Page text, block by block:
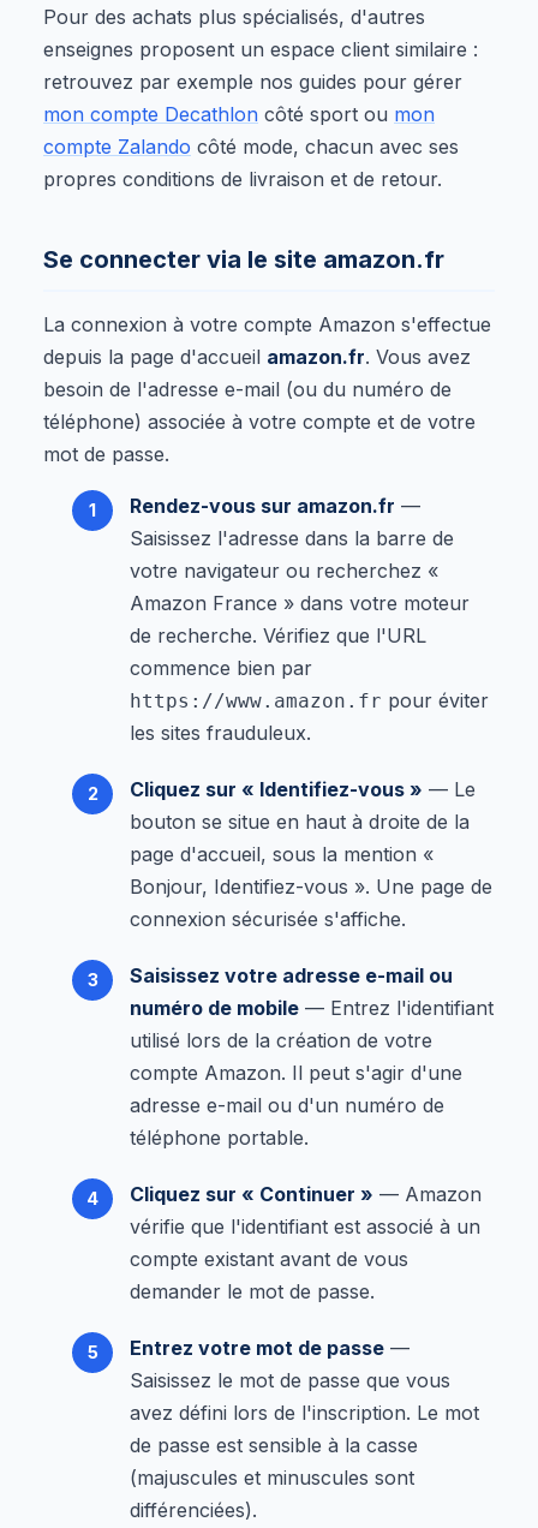
Pour des achats plus spécialisés, d'autres
enseignes proposent un espace client similaire :
retrouvez par exemple nos guides pour gérer
mon compte Decathlon côté sport ou mon
compte Zalando côté mode, chacun avec ses
propres conditions de livraison et de retour.
Se connecter via le site amazon.fr
La connexion à votre compte Amazon s'effectue
depuis la page d'accueil amazon.fr. Vous avez
besoin de l'adresse e-mail (ou du numéro de
téléphone) associée à votre compte et de votre
mot de passe.
Rendez-vous sur amazon.fr —
Saisissez l'adresse dans la barre de
votre navigateur ou recherchez «
Amazon France » dans votre moteur
de recherche. Vérifiez que l'URL
commence bien par
https://www.amazon.fr pour éviter
les sites frauduleux.
Cliquez sur « Identifiez-vous » — Le
bouton se situe en haut à droite de la
page d'accueil, sous la mention «
Bonjour, Identifiez-vous ». Une page de
connexion sécurisée s'affiche.
Saisissez votre adresse e-mail ou
numéro de mobile — Entrez l'identifiant
utilisé lors de la création de votre
compte Amazon. Il peut s'agir d'une
adresse e-mail ou d'un numéro de
téléphone portable.
Cliquez sur « Continuer » — Amazon
vérifie que l'identifiant est associé à un
compte existant avant de vous
demander le mot de passe.
Entrez votre mot de passe —
Saisissez le mot de passe que vous
avez défini lors de l'inscription. Le mot
de passe est sensible à la casse
(majuscules et minuscules sont
différenciées).